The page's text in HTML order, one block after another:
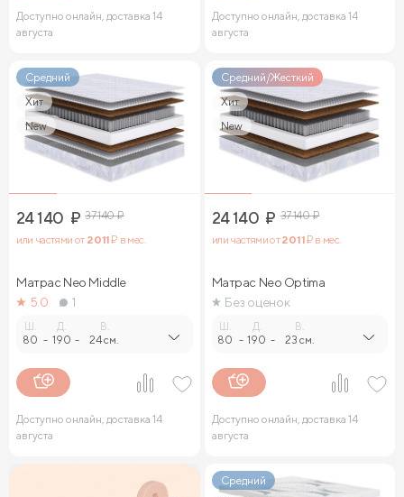
Доступно онлайн, доставка 14
августа
Доступно онлайн, доставка 14
августа
Средний
Хит
New
24 140 ₽ 37 140₽
или частями от 2 011₽ в мес.
Матрас Neo Middle
5.0
1
80 -
Д.
190 -
В.
24 см.
Доступно онлайн, доставка 14
августа
Средний/Жесткий
Хит
New
24 140 ₽ 37 140₽
или частями от2 011₽ в мес.
Матрас Neo Optima
Без оценок
80 -
Д.
190 -
В.
23 см.
Доступно онлайн, доставка 14
августа
Средний